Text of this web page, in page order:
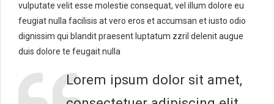
vulputate velit esse molestie consequat, vel illum dolore eu
feugiat nulla facilisis at vero eros et accumsan et iusto odio
dignissim qui blandit praesent luptatum zzril delenit augue
duis dolore te feugait nulla
Lorem ipsum dolor sit amet,